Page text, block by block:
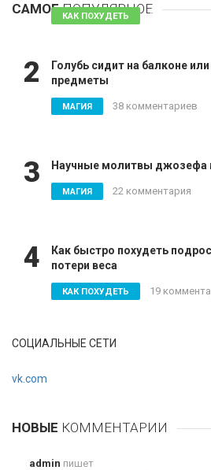
САМОЕПОПУЛЯРНОЕ
КАК ПОХУДЕТЬ 81
2
Голубь сидит на балконе
предметы
МАГИЯ 38 комментариев
3 Научные молитвы джозефа
МАГИЯ 22 комментария
4
Как быстро похудеть
потери веса
КАК ПОХУДЕТЬ 19
СОЦИАЛЬНЫЕ СЕТИ
vk.com
НОВЫЕ КОММЕНТАРИИ
admin пишет